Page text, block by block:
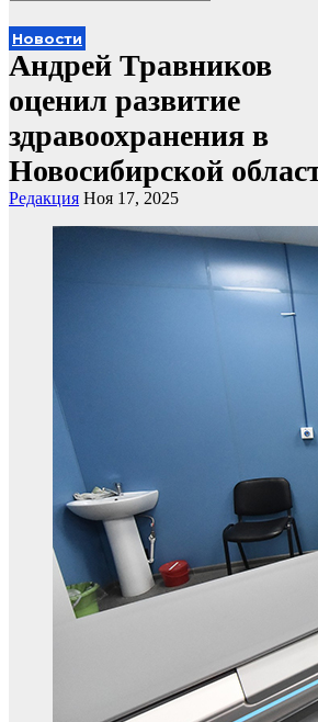
Новости
Андрей Травников
оценил развитие
здравоохранения в
Новосибирской
Редакция Ноя 17, 2025